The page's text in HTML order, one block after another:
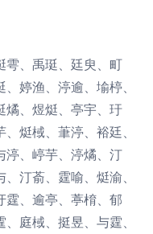
雩、禹珽、廷臾、町
婷渔、渟逾、堬楟、
燏、煜烶、亭宇、玗
烶棫、茟渟、裕廷、
渟、嵉芋、渟燏、汀
汀萮、霆喻、烶渝、
霆、逾亭、葶棛、郁
庭棫、挺昱、与霆、